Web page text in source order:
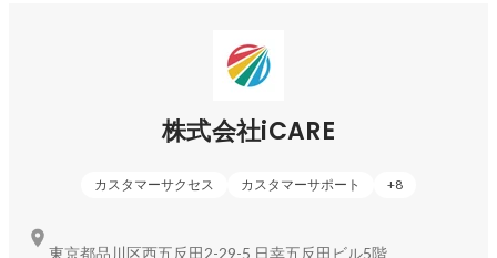
株式会社iCARE
カスタマーサクセス カスタマーサポート +8
東京都品川区西五反田2-29-5 日幸五反田ビル5階